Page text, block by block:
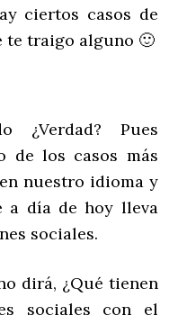
ciertos casos de
te traigo alguno 🙂
¿Verdad? Pues
de los casos más
nuestro idioma y
a día de hoy lleva
sociales.
dirá, ¿Qué tienen
sociales con el